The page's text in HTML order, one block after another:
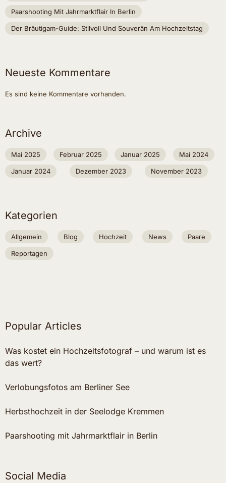
Paarshooting Mit Jahrmarktflair In Berlin
Der Bräutigam-Guide: Stilvoll Und Souverän Am Hochzeitstag
Neueste Kommentare
Es sind keine Kommentare vorhanden.
Archive
Mai 2025 Februar 2025 Januar 2025 Mai 2024
Januar 2024 Dezember 2023 November 2023
Kategorien
Allgemein Blog Hochzeit News Paare
Reportagen
Popular Articles
Was kostet ein Hochzeitsfotograf – und warum ist es
das wert?
Verlobungsfotos am Berliner See
Herbsthochzeit in der Seelodge Kremmen
Paarshooting mit Jahrmarktflair in Berlin
Social Media